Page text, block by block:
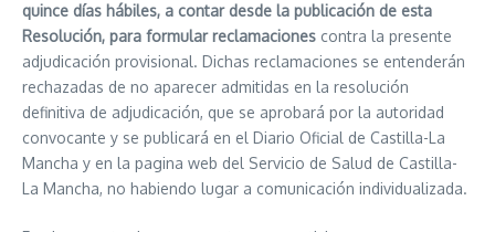
quince días hábiles, a contar desde la publicación de esta
Resolución, para formular reclamaciones contra la presente
adjudicación provisional. Dichas reclamaciones se entenderán
rechazadas de no aparecer admitidas en la resolución
definitiva de adjudicación, que se aprobará por la autoridad
convocante y se publicará en el Diario Oficial de Castilla-La
Mancha y en la pagina web del Servicio de Salud de Castilla-
La Mancha, no habiendo lugar a comunicación individualizada.